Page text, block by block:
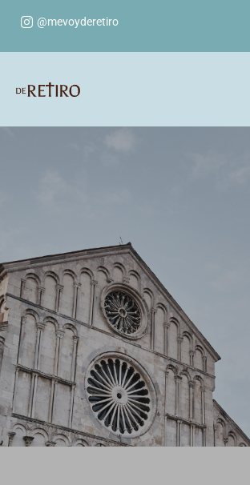
@mevoyderetiro